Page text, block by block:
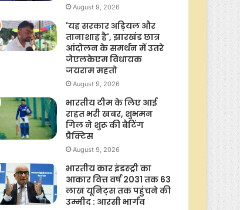
August 9, 2026
'यह सरकार अड़ियल और
तानाशाह है', झारखंड छात्र
आंदोलन के समर्थन में उतरे
जेएलकेएम विधायक
जयराम महतो
August 9, 2026
भारतीय टीम के लिए आई
राहत भरी खबर, शुभमन
गिल ने शुरू की बैटिंग
प्रैक्टिस
August 9, 2026
भारतीय कार इंडस्ट्री का
आकार वित्त वर्ष 2031 तक 63
लाख यूनिट्स तक पहुंचने की
उम्मीद : आरसी भार्गव